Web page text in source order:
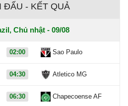
ĐẤU - KẾT QUẢ
Chủ nhật - 09/08
02:00 Sao Paulo
04:30 Atletico MG
06:30 Chapecoense AF